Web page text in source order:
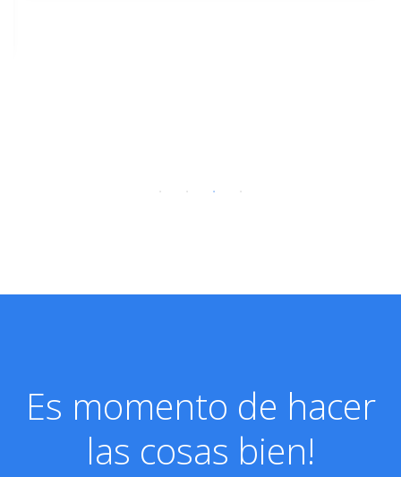
Es momento de hacer
las cosas bien!